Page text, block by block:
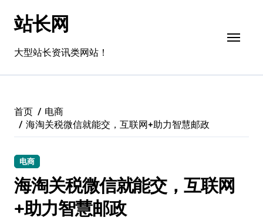
站长网
大型站长资讯类网站！
首页
电商
海淘关税微信就能交，互联网+助力智慧邮政
电商
海淘关税微信就能交，互联网
+助力智慧邮政